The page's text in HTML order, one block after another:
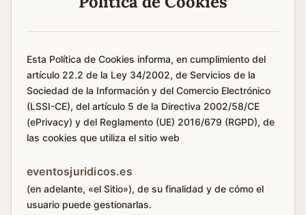
Esta Política de Cookies informa, en cumplimiento del
artículo 22.2 de la Ley 34/2002, de Servicios de la
Sociedad de la Información y del Comercio Electrónico
(LSSI-CE), del artículo 5 de la Directiva 2002/58/CE
(ePrivacy) y del Reglamento (UE) 2016/679 (RGPD), de
las cookies que utiliza el sitio web
eventosjuridicos.es
(en adelante, «el Sitio»), de su finalidad y de cómo el
usuario puede gestionarlas.